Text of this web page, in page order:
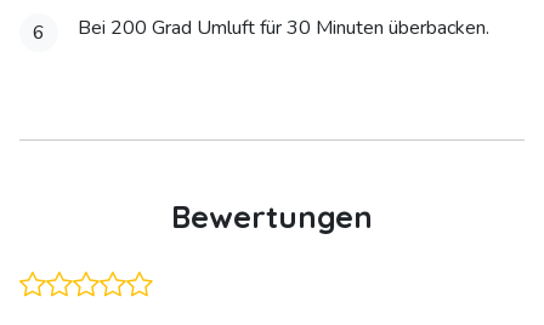
6 Bei 200 Grad Umluft für 30 Minuten überbacken.
Bewertungen